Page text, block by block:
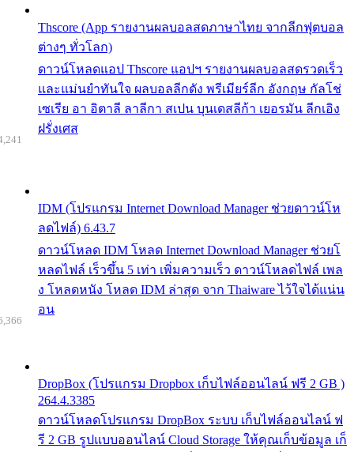
Thscore (App รายงานผลบอลสดภาษาไทย จากลีกฟุตบอล
ต่างๆ ทั่วโลก)
ดาวน์โหลดแอป Thscore แอปฯ รายงานผลบอลสดรวดเร็ว
และแม่นยำทันใจ ผลบอลลีกดัง พรีเมียร์ลีก อังกฤษ กัลโช่
เซเรีย อา อิตาลี ลาลีกา สเปน บุนเดสลีก้า เยอรมัน ลีกเอิง
ฝรั่งเศส
IDM (โปรแกรม Internet Download Manager ช่วยดาวน์โห
ลดไฟล์) 6.43.7
ดาวน์โหลด IDM โหลด Internet Download Manager ช่วยโ
หลดไฟล์ เร็วขึ้น 5 เท่า เพิ่มความเร็ว ดาวน์โหลดไฟล์ เพล
ง โหลดหนัง โหลด IDM ล่าสุด จาก Thaiware ไว้ใจได้แน่น
อน
DropBox (โปรแกรม Dropbox เก็บไฟล์ออนไลน์ ฟรี 2 GB )
264.4.3385
ดาวน์โหลดโปรแกรม DropBox ระบบ เก็บไฟล์ออนไลน์ ฟ
รี 2 GB รูปแบบออนไลน์ Cloud Storage ให้คุณเก็บข้อมูล เก็